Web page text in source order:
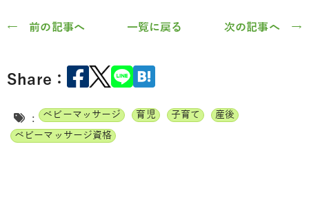
← 前の記事へ 一覧に戻る 次の記事へ →
Share：
: ベビーマッサージ 育児 子育て
産後
ベビーマッサージ資格